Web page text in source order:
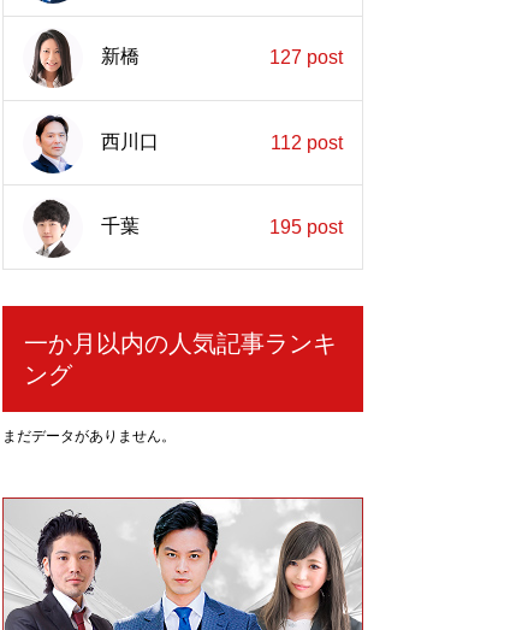
新橋 127 post
西川口 112 post
千葉 195 post
一か月以内の人気記事ランキ
ング
まだデータがありません。